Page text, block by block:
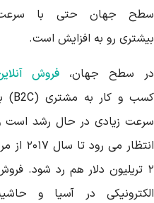
جهان حتی با سرعت
رو به افزایش است.
سطح جهان،
فروش آنلاین
کسب و کار به مشتری (B2C) با
زیادی در حال رشد است و
انتظار می رود تا سال ۲۰۱۷ از مرز
۲ تریلیون دلار هم رد شود. فروش
در آسیا و حاشیه